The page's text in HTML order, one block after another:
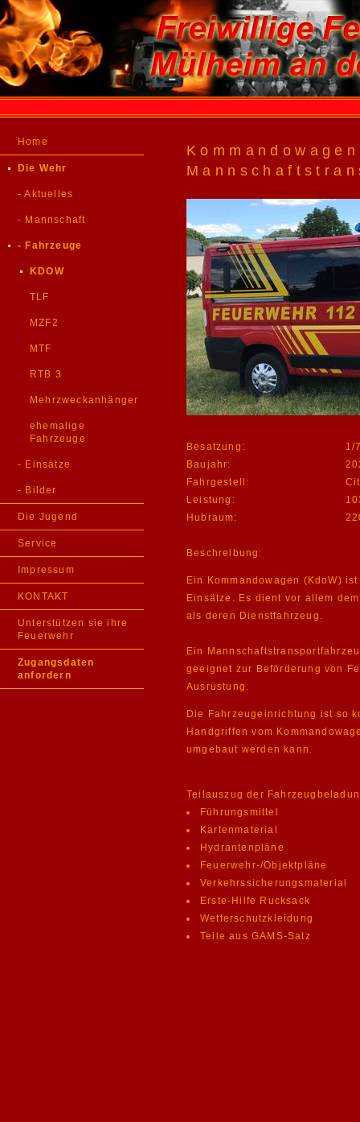
Home
Die Wehr
- Aktuelles
- Mannschaft
- Fahrzeuge
KDOW
TLF
MZF2
MTF
RTB 3
Mehrzweckanhänger
ehemalige
Fahrzeuge
- Einsätze
- Bilder
Die Jugend
Service
Impressum
KONTAKT
Unterstützen sie ihre
Feuerwehr
Zugangsdaten
anfordern
Besatzung:
1/
Baujahr:
Fahrgestell:
Leistung:
Hubraum:
Beschreibung:
Ein Kommandowagen (KdoW)
Einsätze. Es dient vor allem
als deren Dienstfahrzeug.
Ein
geeignet zur Beförderung von
Ausrüstung.
Die Fahrzeugeinrichtung ist so
Handgriffen vom
umgebaut werden kann.
Teilauszug der
Führungsmittel
Kartenmaterial
Hydrantenpläne
Feuerwehr-/Objektpläne
Verkehrssicherungsmaterial
Erste-Hilfe Rucksack
Wetterschutzkleidung
Teile aus GAMS-Satz